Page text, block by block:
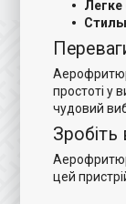
простоті у
чудовий
Зробіть
цей